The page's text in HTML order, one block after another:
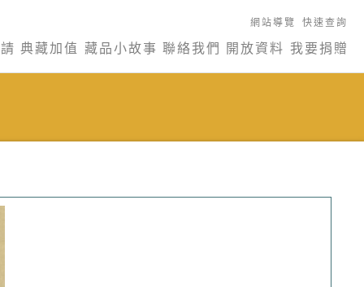
網站導覽 快速查詢
典藏加值 藏品小故事 聯絡我們 開放資料 我要捐贈